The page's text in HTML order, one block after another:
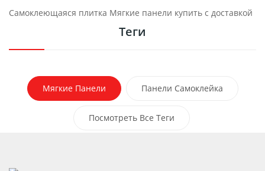
Самоклеющаяся плитка Мягкие панели купить с доставкой
Теги
Мягкие Панели Панели Самоклейка
Самоклеющиеся Моющиеся Панели
Посмотреть Все Теги